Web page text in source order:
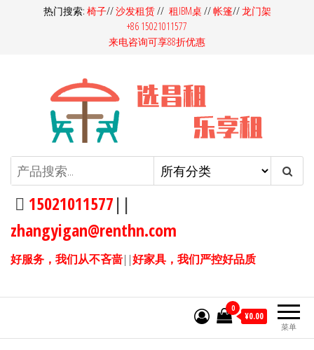
热门搜索: 椅子//沙发租赁// 租IBM桌 //帐篷//龙门架
+86 15021011577
来电咨询可享88折优惠
昌租会务家具租赁-桌椅租赁-高档
沙发租赁-吧桌吧椅租赁-展览展会
家具租赁
昌租会务一站式家具租赁平
台，多快好省选昌租会务！同
15021011577||
zhangyigan@renthn.com
好服务，我们从不吝啬||好家具，我们严控好品质
菜单
0
¥0.00